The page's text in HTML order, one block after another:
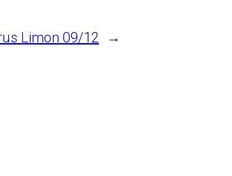
Limon 09/12 →